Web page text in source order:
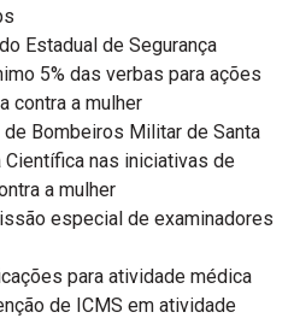
Estadual de Segurança
5% das verbas para ações
contra a mulher
Bombeiros Militar de Santa
Científica nas iniciativas de
a mulher
especial de examinadores
para atividade médica
de ICMS em atividade